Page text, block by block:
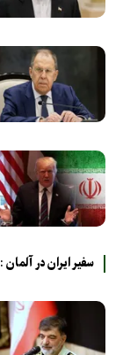
سفیر ایران در